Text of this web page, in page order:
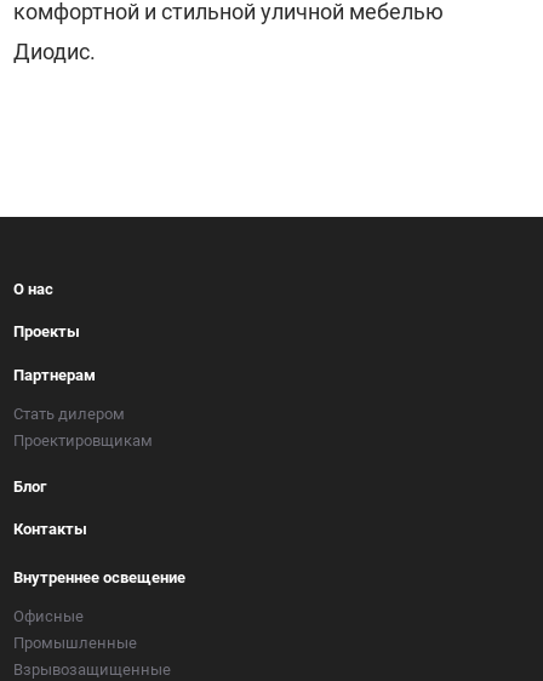
комфортной и стильной уличной мебелью
Диодис.
О нас
Проекты
Партнерам
Стать дилером
Проектировщикам
Блог
Контакты
Внутреннее освещение
Офисные
Промышленные
Взрывозащищенные